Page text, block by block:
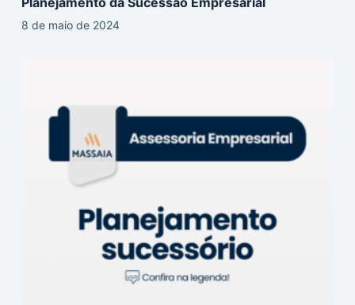
8 de maio de 2024